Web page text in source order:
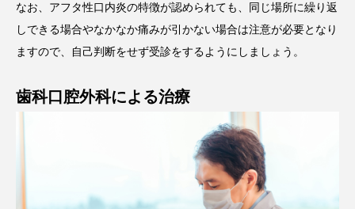
なお、アフタ性口内炎の特徴が認められても、同じ場所に繰り返
しできる場合やなかなか痛みが引かない場合は注意が必要となり
ますので、自己判断をせず受診をするようにしましょう。
歯科口腔外科による治療